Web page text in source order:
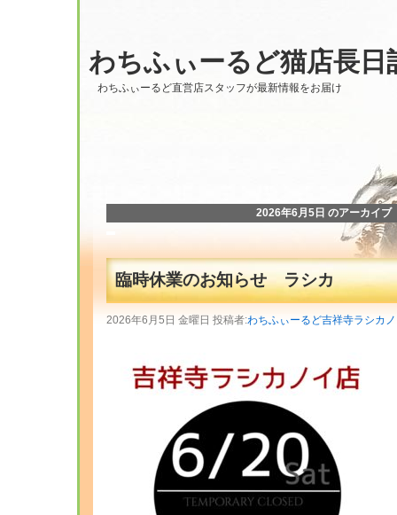
わちふぃーるど猫店長日
わちふぃーるど直営店スタッフが最新情報をお届け
2026年6月5日 のアーカイブ
臨時休業のお知らせ ラシカ
2026年6月5日 金曜日 投稿者:わちふぃーるど吉祥寺ラシカ